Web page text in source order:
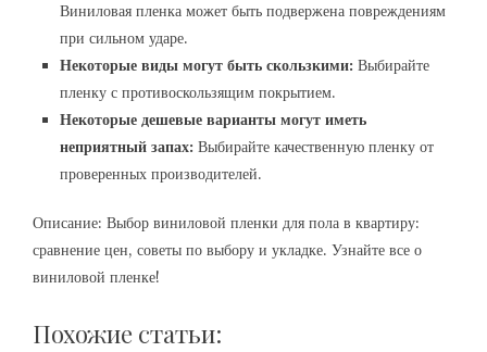
Виниловая пленка может быть подвержена повреждениям
при сильном ударе.
Некоторые виды могут быть скользкими: Выбирайте
пленку с противоскользящим покрытием.
Некоторые дешевые варианты могут иметь
неприятный запах: Выбирайте качественную пленку от
проверенных производителей.
Описание: Выбор виниловой пленки для пола в квартиру:
сравнение цен, советы по выбору и укладке. Узнайте все о
виниловой пленке!
Похожие статьи: